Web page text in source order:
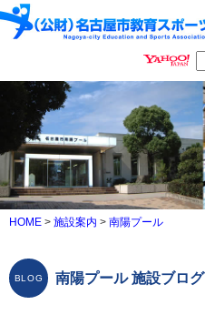
HOME > 施設案内 > 南陽プール
南陽プール 施設ブログ